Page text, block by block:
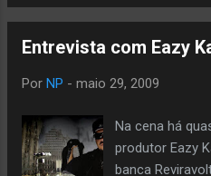
é a
Gueto, Falso
música com 3Um
Gera Vários",q tá
Entrevista com Eazy
Por NP - maio 29, 2009
Na cena há
produtor Eazy
banca